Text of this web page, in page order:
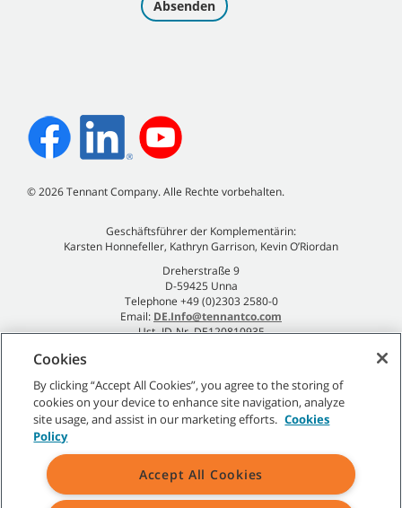
©2026Tennant Company. Alle Rechte vorbehalten.
Geschäftsführer der Komplementärin:
Karsten Honnefeller, Kathryn Garrison, Kevin O’Riordan
Dreherstraße 9
D-59425 Unna
Telephone +49 (0)2303 2580-0
Email: DE.Info@tennantco.com
Ust.-ID-Nr. DE120810935
Datenschutzrichtlinie
Sitemap Nutzungsbedingungen
Verkaufsbedingungen
Cookies
By clicking “Accept All Cookies”, you agree to the storing of
cookies on your device to enhance site navigation, analyze
site usage, and assist in our marketing efforts. Cookies
Policy
Accept All Cookies